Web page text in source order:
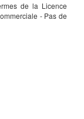
de la Licence
- Pas de